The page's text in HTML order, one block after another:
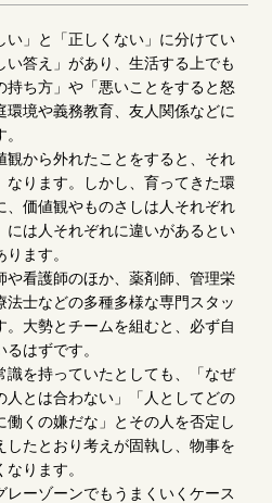
い」と「正しくない」に分けてい
い答え」があり、生活する上でも
持ち方」や「悪いことをすると怒
環境や義務教育、友人関係などに
観から外れたことをすると、それ
なります。しかし、育ってきた環
、価値観やものさしは人それぞれ
には人それぞれに違いがあるとい
ます。
や看護師のほか、薬剤師、管理栄
士などの多種多様な専門スタッ
大勢とチームを組むと、必ず自
はずです。
識を持っていたとしても、「なぜ
人とは合わない」「人としてどの
くの嫌だな」とその人を否定し
したとおり考えが固執し、物事を
ります。
ーゾーンでもうまくいくケース